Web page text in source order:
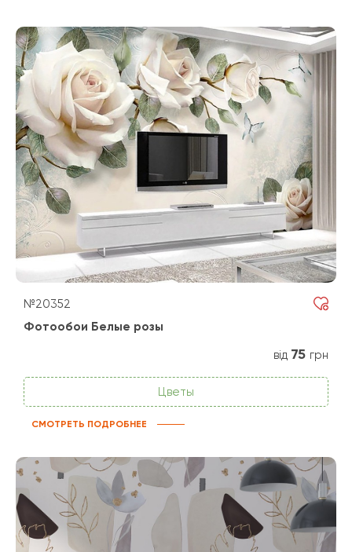
№20352
Фотообои Белые розы
від 75 грн
Цветы
СМОТРЕТЬ ПОДРОБНЕЕ